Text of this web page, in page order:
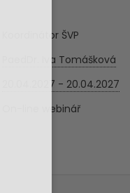
Koordinátor ŠVP
PaedDr. Iva Tomášková
20.04.2027 - 20.04.2027
On-line webinář